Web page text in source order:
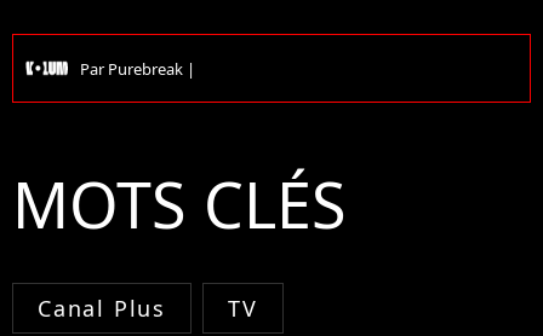
ParPurebreak |
MOTS CLÉS
Canal Plus TV